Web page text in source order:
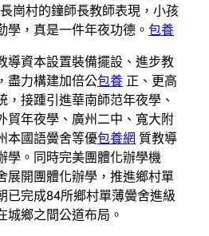
崗村的鐘師長教師表現，小孩
學，真是一件年夜功德。 包養
導資本設置裝備擺設、進步教
盡力構建加倍公包養 正、更高
，接踵引進華南師范年夜學、
貿年夜學、廣州二中、寬大附
本國語黌舍等優包養網 質教導
學。同時完美團體化辦學機
展開團體化辦學，推進鄉村單
已完成84所鄉村單薄黌舍進級
城鄉之間公道布局。